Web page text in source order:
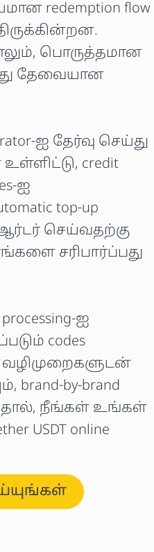
redemption flow
பொருத்தமான
தேவையான
ஐ தேர்வு செய்து
credit
ஐ
top-up
செய்வதற்கு
சரிபார்ப்பது
ஐ
codes
வழிமுறைகளுடன்
brand-by-brand
நீங்கள் உங்கள்
USDT online